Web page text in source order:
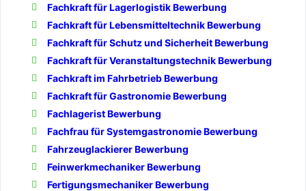
Fachkraft für Lagerlogistik Bewerbung
Fachkraft für Lebensmitteltechnik Bewerbung
Fachkraft für Schutz und Sicherheit Bewerbung
Fachkraft für Veranstaltungstechnik Bewerbung
Fachkraft im Fahrbetrieb Bewerbung
Fachkraft für Gastronomie Bewerbung
Fachlagerist Bewerbung
Fachfrau für Systemgastronomie Bewerbung
Fahrzeuglackierer Bewerbung
Feinwerkmechaniker Bewerbung
Fertigungsmechaniker Bewerbung